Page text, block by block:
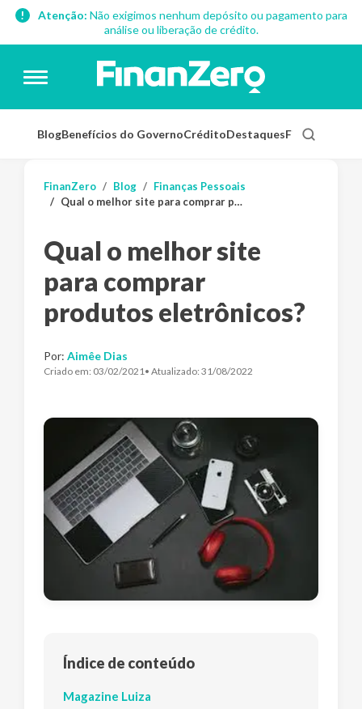
Atenção: Não exigimos nenhum depósito ou pagamento para
análise ou liberação de crédito.
BlogBenefícios do GovernoCréditoDestaquesFinanças
FinanZero Blog
Finanças Pessoais
Qual o melhor site para comprar produtos eletrônicos?
Qual o melhor site
para comprar
produtos eletrônicos?
Por: Aimêe Dias
Criado em: 03/02/2021• Atualizado: 31/08/2022
Índice de conteúdo
Magazine Luiza